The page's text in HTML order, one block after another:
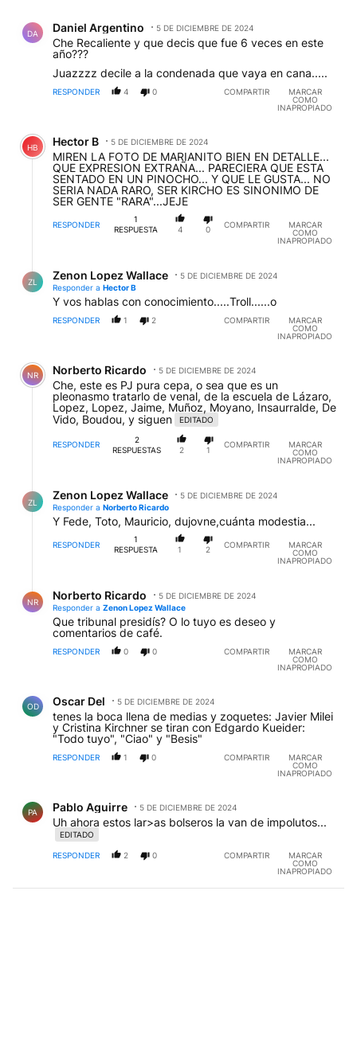
DA Daniel Argentino 5 DE DICIEMBRE DE 2024
Che Recaliente y que decis que fue 6 veces en este
año???
Juazzzz decile a la condenada que vaya en cana.....
RESPONDER 4 0 COMPARTIR
MARCAR
COMO
INAPROPIADO
Comentario de Hector B.
HB Hector B 5 DE DICIEMBRE DE 2024
MIREN LA FOTO DE MARIANITO BIEN EN DETALLE...
QUE EXPRESION EXTRAÑA... PARECIERA QUE ESTA
SENTADO EN UN PINOCHO... Y QUE LE GUSTA... NO
SERIA NADA RARO, SER KIRCHO ES SINONIMO DE
SER GENTE "RARA"...JEJE
RESPONDER
1
RESPUESTA
4 0
COMPARTIR
MARCAR
COMO
INAPROPIADO
ZL
Zenon Lopez Wallace
5 DE DICIEMBRE DE 2024
Responder a Hector B
Y vos hablas con conocimiento.....Troll......o
RESPONDER 1 2 COMPARTIR
MARCAR
COMO
INAPROPIADO
NR Norberto Ricardo 5 DE DICIEMBRE DE 2024
Che, este es PJ pura cepa, o sea que es un
pleonasmo tratarlo de venal, de la escuela de Lázaro,
Lopez, Lopez, Jaime, Muñoz, Moyano, Insaurralde, De
Vido, Boudou, y siguen
EDITADO
RESPONDER
2
RESPUESTAS
2 1
COMPARTIR
MARCAR
COMO
INAPROPIADO
ZL
Zenon Lopez Wallace
5 DE DICIEMBRE DE 2024
Responder a Norberto Ricardo
Y Fede, Toto, Mauricio, dujovne,cuánta modestia...
RESPONDER
1
RESPUESTA
1 2
COMPARTIR
MARCAR
COMO
INAPROPIADO
NR
Norberto Ricardo
5 DE DICIEMBRE DE 2024
Responder a Zenon Lopez Wallace
Que tribunal presidís? O lo tuyo es deseo y
comentarios de café.
RESPONDER 0 0 COMPARTIR
MARCAR
COMO
INAPROPIADO
OD Oscar Del 5 DE DICIEMBRE DE 2024
tenes la boca llena de medias y zoquetes: Javier Milei
y Cristina Kirchner se tiran con Edgardo Kueider:
"Todo tuyo", "Ciao" y "Besis"
RESPONDER 1 0 COMPARTIR
MARCAR
COMO
INAPROPIADO
PA Pablo Aguirre 5 DE DICIEMBRE DE 2024
Uh ahora estos lar>as bolseros la van de impolutos...
EDITADO
RESPONDER 2 0 COMPARTIR
MARCAR
COMO
INAPROPIADO